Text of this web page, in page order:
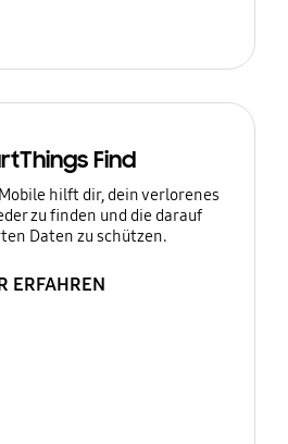
Find
hilft dir, dein verlorenes
zu finden und die darauf
Daten zu schützen.
ERFAHREN